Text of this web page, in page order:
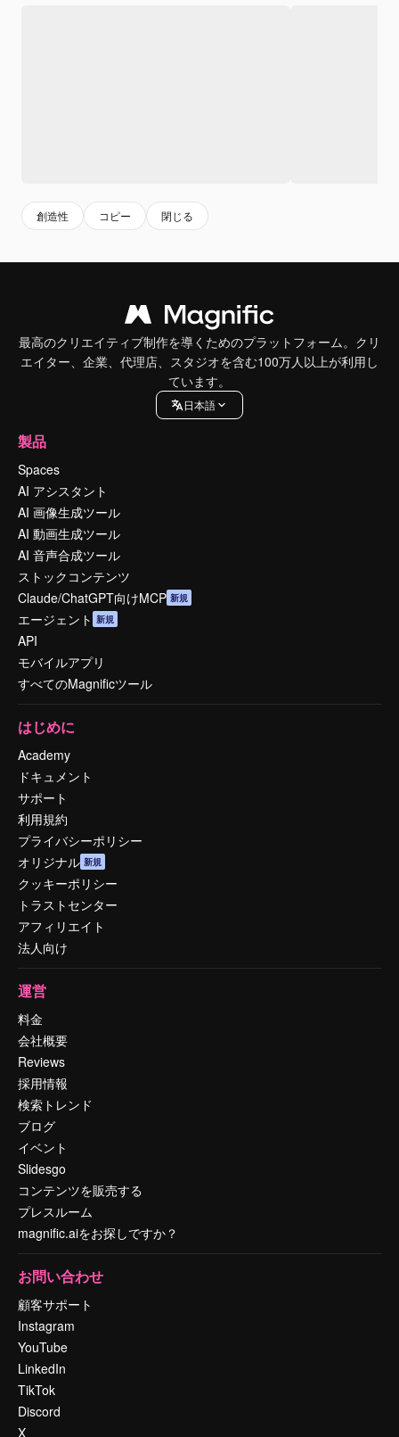
創造性 コピー 閉じる
最高のクリエイティブ制作を導くためのプラットフォーム。クリ
エイター、企業、代理店、スタジオを含む100万人以上が利用し
ています。
日本語
製品
Spaces
AI アシスタント
AI 画像生成ツール
AI 動画生成ツール
AI 音声合成ツール
ストックコンテンツ
Claude/ChatGPT向けMCP 新規
エージェント 新規
API
モバイルアプリ
すべてのMagnificツール
はじめに
Academy
ドキュメント
サポート
利用規約
プライバシーポリシー
オリジナル 新規
クッキーポリシー
トラストセンター
アフィリエイト
法人向け
運営
料金
会社概要
Reviews
採用情報
検索トレンド
ブログ
イベント
Slidesgo
コンテンツを販売する
プレスルーム
magnific.aiをお探しですか？
お問い合わせ
顧客サポート
Instagram
YouTube
LinkedIn
TikTok
Discord
X